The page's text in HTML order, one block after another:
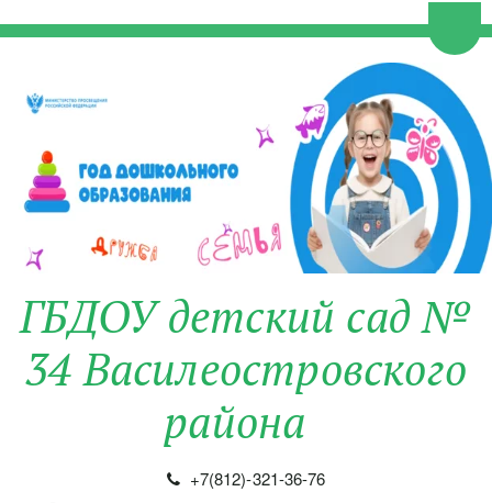
ГБДОУ детский сад №
34 Василеостровского
района
+7(812)-321-36-76